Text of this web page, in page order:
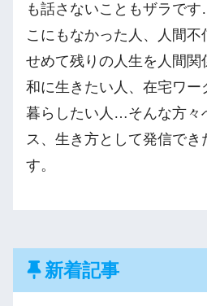
も話さないこともザラで
こにもなかった人、人間不
せめて残りの人生を人間
和に生きたい人、在宅ワー
暮らしたい人…そんな方々
ス、生き方として発信でき
す。
新着記事